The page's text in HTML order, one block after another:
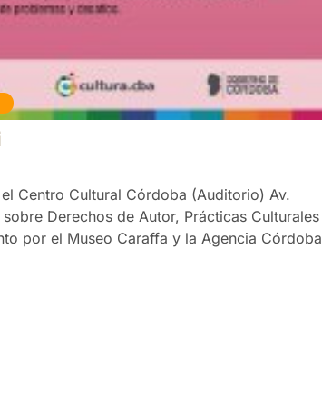
Centro Cultural Córdoba (Auditorio) Av.
Derechos de Autor, Prácticas Culturales
por el Museo Caraffa y la Agencia Córdoba